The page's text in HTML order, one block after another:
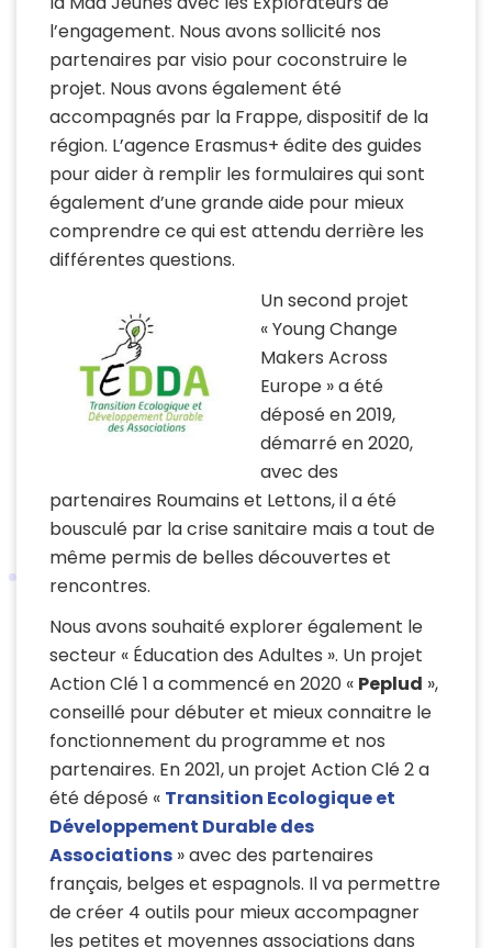
l’engagement. Nous avons sollicité nos
partenaires par visio pour coconstruire le
projet. Nous avons également été
accompagnés par la Frappe, dispositif de la
région. L’agence Erasmus+ édite des guides
pour aider à remplir les formulaires qui sont
également d’une grande aide pour mieux
comprendre ce qui est attendu derrière les
différentes questions.
Un second projet
« Young Change
Makers Across
Europe » a été
déposé en 2019,
démarré en 2020,
avec des
partenaires Roumains et Lettons, il a été
bousculé par la crise sanitaire mais a tout de
même permis de belles découvertes et
rencontres.
Nous avons souhaité explorer également le
secteur « Éducation des Adultes ». Un projet
Action Clé 1 a commencé en 2020 « Peplud »,
conseillé pour débuter et mieux connaitre le
fonctionnement du programme et nos
partenaires. En 2021, un projet Action Clé 2 a
été déposé « Transition Ecologique et
Développement Durable des
Associations » avec des partenaires
français, belges et espagnols. Il va permettre
de créer 4 outils pour mieux accompagner
les petites et moyennes associations dans